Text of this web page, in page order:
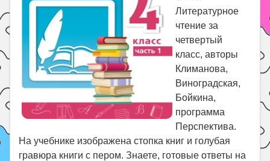
Литературное
чтение за
четвертый
класс, авторы
Климанова,
Виноградская,
Бойкина,
программа
Перспектива.
На учебнике изображена стопка книг и голубая
гравюра книги с пером. Знаете, готовые ответы на